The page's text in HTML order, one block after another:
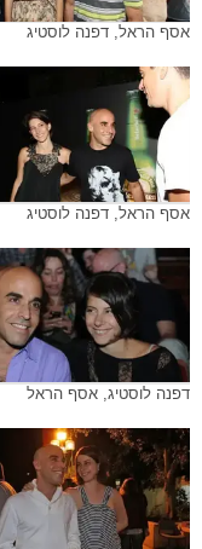
אסף הראל, דפנה לוסטיג
אסף הראל, דפנה לוסטיג
דפנה לוסטיג, אסף הראל